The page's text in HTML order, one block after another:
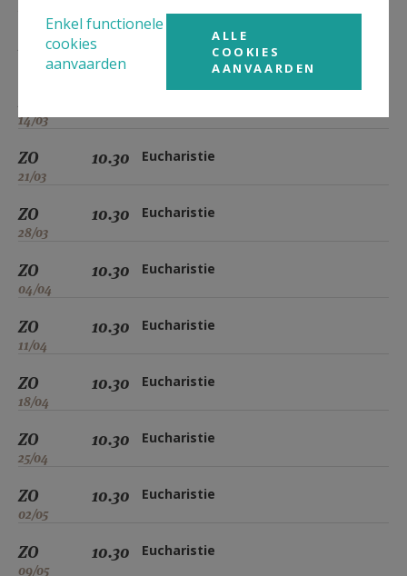
07/03
10.30 Eucharistie
14/03
ZO
21/03
10.30 Eucharistie
ZO
28/03
10.30 Eucharistie
ZO
04/04
10.30 Eucharistie
ZO
11/04
10.30 Eucharistie
ZO
18/04
10.30 Eucharistie
ZO
25/04
10.30 Eucharistie
ZO
02/05
10.30 Eucharistie
ZO
09/05
10.30 Eucharistie
Enkel functionele
cookies
aanvaarden
ALLE
COOKIES
AANVAARDEN